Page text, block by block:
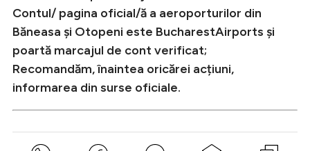
Contul/ pagina oficial/ă a aeroporturilor din
Băneasa și Otopeni este BucharestAirports și
poartă marcajul de cont verificat;
Recomandăm, înaintea oricărei acțiuni,
informarea din surse oficiale.